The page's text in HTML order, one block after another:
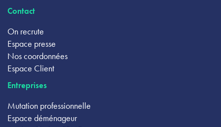
Contact
On recrute
Espace presse
Nos coordonnées
Espace Client
Entreprises
Mutation professionnelle
Espace déménageur